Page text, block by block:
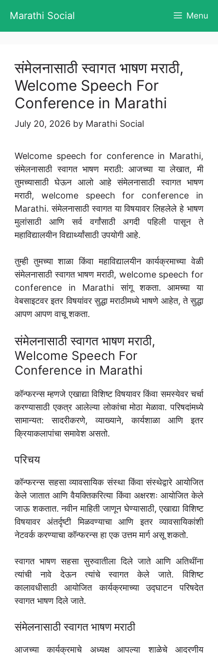
content
Marathi Social Menu
संमेलनासाठी स्वागत भाषण मराठी,
Welcome Speech For
Conference in Marathi
July 20, 2026 by Marathi Social
Welcome speech for conference in Marathi,
संमेलनासाठी स्वागत भाषण मराठी: आजच्या या लेखात, मी
तुमच्यासाठी घेऊन आलो आहे संमेलनासाठी स्वागत भाषण
मराठी, welcome speech for conference in
Marathi. संमेलनासाठी स्वागत या विषयावर लिहलेले हे भाषण
मुलांसाठी आणि सर्व वर्गांसाठी अगदी पहिली पासून ते
महाविद्यालयीन विद्यार्थ्यांसाठी उपयोगी आहे.
तुम्ही तुमच्या शाळा किंवा महाविद्यालयीन कार्यक्रमाच्या वेळी
संमेलनासाठी स्वागत भाषण मराठी, welcome speech for
conference in Marathi सांगू शकता. आमच्या या
वेबसाइटवर इतर विषयांवर सुद्धा मराठीमध्ये भाषणे आहेत, ते सुद्धा
आपण आपण वाचू शकता.
संमेलनासाठी स्वागत भाषण मराठी,
Welcome Speech For
Conference in Marathi
कॉन्फरन्स म्हणजे एखाद्या विशिष्ट विषयावर किंवा समस्येवर चर्चा
करण्यासाठी एकत्र आलेल्या लोकांचा मोठा मेळावा. परिषदांमध्ये
सामान्यत: सादरीकरणे, व्याख्याने, कार्यशाळा आणि इतर
क्रियाकलापांचा समावेश असतो.
परिचय
कॉन्फरन्स सहसा व्यावसायिक संस्था किंवा संस्थेद्वारे आयोजित
केले जातात आणि वैयक्तिकरित्या किंवा अक्षरशः आयोजित केले
जाऊ शकतात. नवीन माहिती जाणून घेण्यासाठी, एखाद्या विशिष्ट
विषयावर अंतर्दृष्टी मिळवण्याचा आणि इतर व्यावसायिकांशी
नेटवर्क करण्याचा कॉन्फरन्स हा एक उत्तम मार्ग असू शकतो.
स्वागत भाषण सहसा सुरुवातीला दिले जाते आणि अतिथींना
त्यांची नावे देऊन त्यांचे स्वागत केले जाते. विशिष्ट
कालावधीसाठी आयोजित कार्यक्रमाच्या उद्घाटन परिषदेत
स्वागत भाषण दिले जाते.
संमेलनासाठी स्वागत भाषण मराठी
आजच्या कार्यक्रमाचे अध्यक्ष आपल्या शाळेचे आदरणीय